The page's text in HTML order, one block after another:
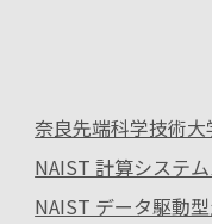
奈良先端科学技術
NAIST 計算システ
NAIST データ駆動